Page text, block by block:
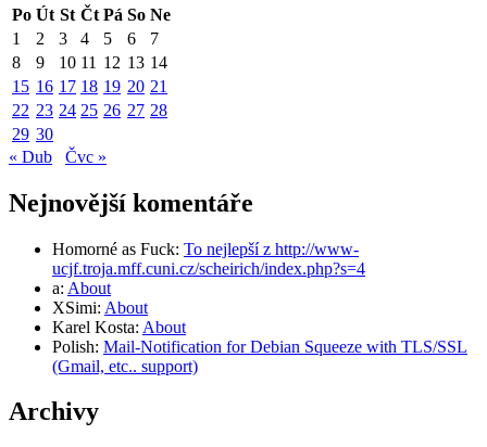
Po Út St Čt Pá So Ne
1
2 3 4 5 6
7
8
9 10 11 12 13 14
15 16 17 18 19 20 21
22 23 24 25 26 27 28
29 30
« Dub
Čvc »
Nejnovější komentáře
Homorné as Fuck: To nejlepší z http://www-
ucjf.troja.mff.cuni.cz/scheirich/index.php?s=4
a: About
XSimi: About
Karel Kosta: About
Polish: Mail-Notification for Debian Squeeze with TLS/SSL
(Gmail, etc.. support)
Archivy